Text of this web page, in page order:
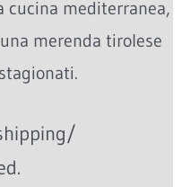
cucina mediterranea,
merenda tirolese